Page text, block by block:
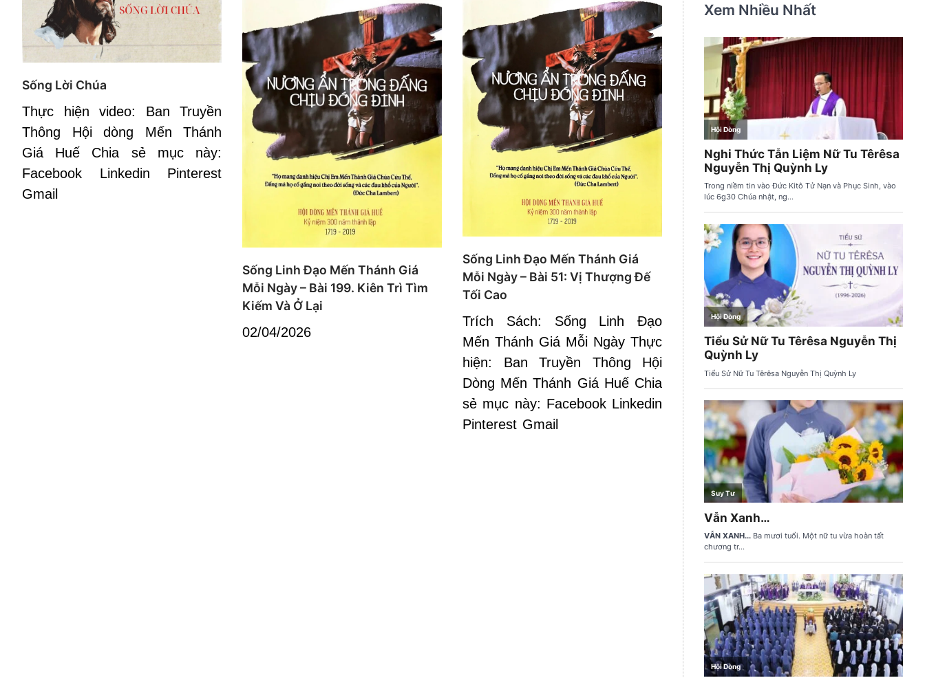
Sống Lời Chúa
Thực hiện video: Ban Truyền
Thông Hội dòng Mến Thánh
Giá Huế Chia sẻ mục này:
Facebook Linkedin Pinterest
Gmail
Sống Linh Đạo Mến Thánh Giá
Mỗi Ngày – Bài 199. Kiên Trì Tìm
Kiếm Và Ở Lại
02/04/2026
Sống Linh Đạo Mến Thánh Giá
Mỗi Ngày – Bài 51: Vị Thượng Đế
Tối Cao
Trích Sách: Sống Linh Đạo
Mến Thánh Giá Mỗi Ngày Thực
hiện: Ban Truyền Thông Hội
Dòng Mến Thánh Giá Huế Chia
sẻ mục này: Facebook Linkedin
Pinterest Gmail
Xem Nhiều Nhất